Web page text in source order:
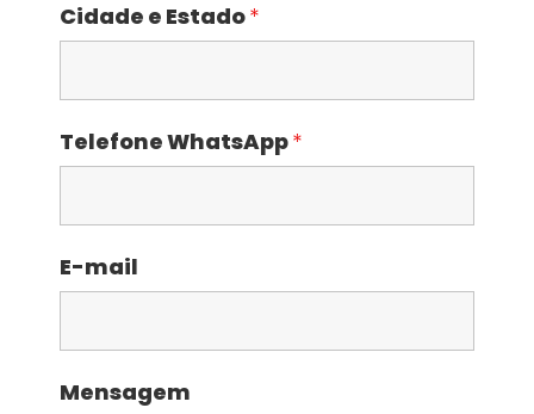
Cidade e Estado*
Telefone WhatsApp*
E-mail
Mensagem